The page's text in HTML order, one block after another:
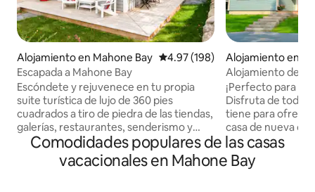
Alojamiento en Mahone Bay Calificación promedio: 4.97 de
4.97 (198)
Escapada a Mahone Bay
Escóndete y rejuvenece en tu propia
suite turística de lujo de 360 pies
cuadrados a tiro de piedra de las tiendas,
galerías, restaurantes, senderismo y
ciclismo que ofrece la pintoresca bahía
de Mahone. Esta suite turística de
concepto abierto de nueva
Alojamiento en
Alojamiento de
acogedoras en
¡Perfecto para
Disfruta de todo
tiene para
casa de nueva
pasos de
una cervecería,
casa tiene una
Comodidades populares de las casas
vacacionales en Mahone Bay